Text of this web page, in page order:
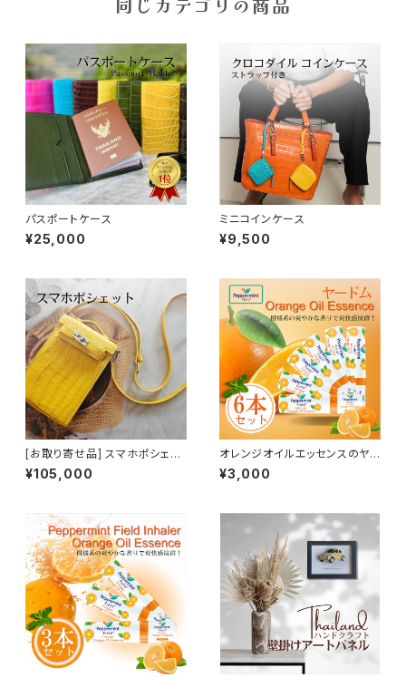
パスポートケース
¥25,000
ミニコインケース
¥9,500
[お取り寄せ品] スマホポシェッ
ト
¥105,000
オレンジオイルエッセンスのヤ
ードム 6個セット
¥3,000